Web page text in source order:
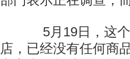
5月19日，这个
店，已经没有任何商